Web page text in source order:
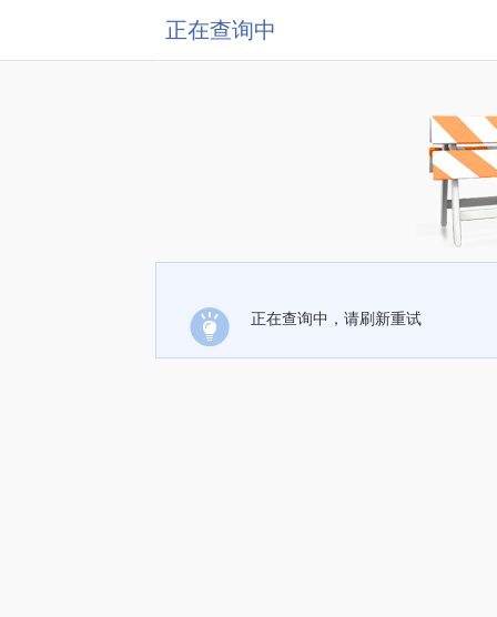
正在查询中
正在查询中，请刷新重试